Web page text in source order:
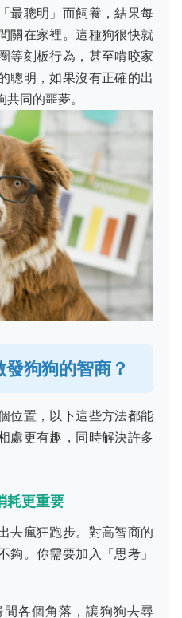
最聰明」而飼養，結果每
關在家裡。這種狗很快就
等刻板行為，甚至啃咬家
聰明，如果沒有正確的出
同的噩夢。
狗狗的智商？
位置，以下這些方法都能
處更有趣，同時解決許多
耗更重要
去瘋狂跑步。對高智商的
夠。你需要加入「思考」
間各個角落，讓狗狗去尋